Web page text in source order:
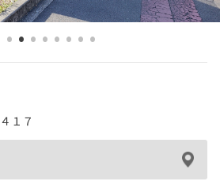
[受付]24時間,365日対応
0800-080-5365
１７